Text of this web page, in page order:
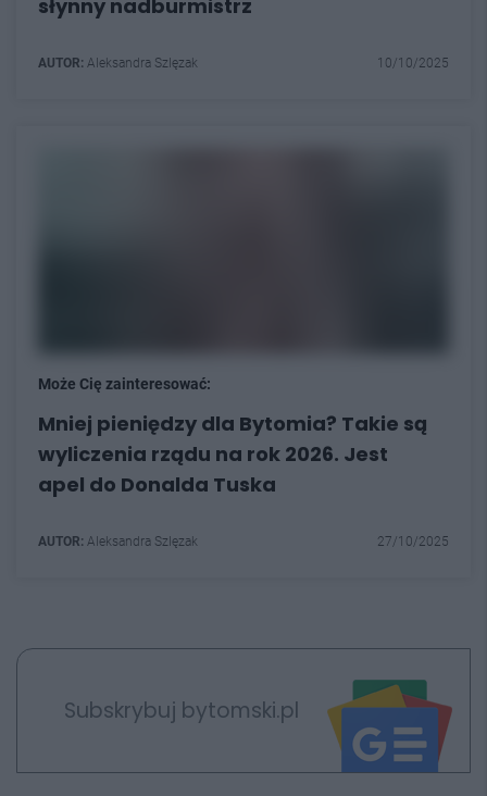
słynny nadburmistrz
AUTOR: Aleksandra Szlęzak 10/10/2025
Może Cię zainteresować:
Mniej pieniędzy dla Bytomia? Takie są
wyliczenia rządu na rok 2026. Jest
apel do Donalda Tuska
AUTOR: Aleksandra Szlęzak 27/10/2025
Subskrybuj bytomski.pl